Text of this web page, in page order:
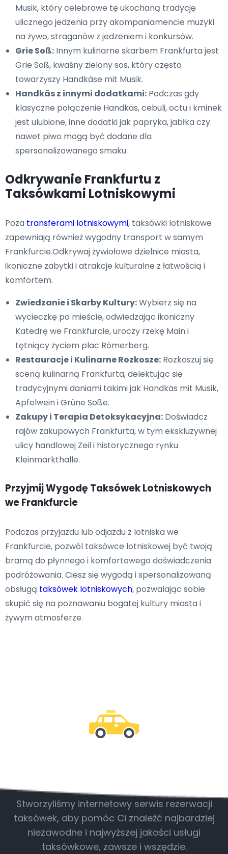
Musik, który celebrowe tę ukochaną tradycję
ulicznego jedzenia przy akompaniamencie muzyki
na żywo, straganów z jedzeniem i konkursów.
Grie Soß: Innym kulinarne skarbem Frankfurta jest
Grie Soß, kwaśny zielony sos, który często
towarzyszy Handkäse mit Musik.
Handkäs z innymi dodatkami: Podczas gdy
klasyczne połączenie Handkäs, cebuli, octu i kminek
jest ulubione, inne dodatki jak papryka, jabłka czy
nawet piwo mogą być dodane dla
spersonalizowanego smaku.
Odkrywanie Frankfurtu z
Taksówkami Lotniskowymi
Poza transferami lotniskowymi, taksówki lotniskowe
zapewniają również wygodny transport w samym
Frankfurcie.Odkrywaj żywiołowe dzielnice miasta,
ikoniczne zabytki i atrakcje kulturalne z łatwością i
komfortem.
Zwiedzanie i Skarby Kultury:Wybierz się na
wycieczkę po mieście, odwiedzając ikoniczny
Katedrę we Frankfurcie, uroczy rzekę Main i
tętniący życiem plac Römerberg.
Restauracje i Kulinarne Rozkosze: Rozkoszuj się
sceną kulinarną Frankfurta, delektując się
tradycyjnymi daniami takimi jak Handkäs mit Musik,
Apfelwein i Grüne Soße.
Zakupy i Terapia Detoksykacyjna: Doświadcz
rajów zakupowych Frankfurta, w tym ekskluzywnej
ulicy handlowej Zeil i historycznego rynku
Kleinmarkthalle.
Przyjmij Wygodę Taksówek Lotniskowych
we Frankfurcie
Podczas przyjazdu lub odjazdu z lotniska we
Frankfurcie, pozwól taksówce lotniskowej być twoją
bramą do płynnego i komfortowego doświadczenia
podróżowania. Ciesz się wygodą i spersonalizowaną
obsługą taksówek lotniskowych, pozwalając sobie
skupić się na poznawaniu bogatej kultury miasta i
żywym atmosferze.
Stworzyliśmy internetowy serwis rezerwacji
taksówek, aby pomóc Ci znaleźć najbardziej
niezawodne i najwyższej jakości usługi
taksówkowe, zawsze i wszędzie.